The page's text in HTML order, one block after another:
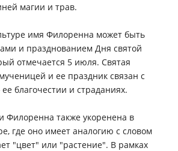
магии и трав.
имя Филоренна может быть
и празднованием Дня святой
отмечается 5 июля. Святая
и ее праздник связан с
благочестии и страданиях.
Филоренна также укоренена в
где оно имеет аналогию с словом
"цвет" или "растение". В рамках